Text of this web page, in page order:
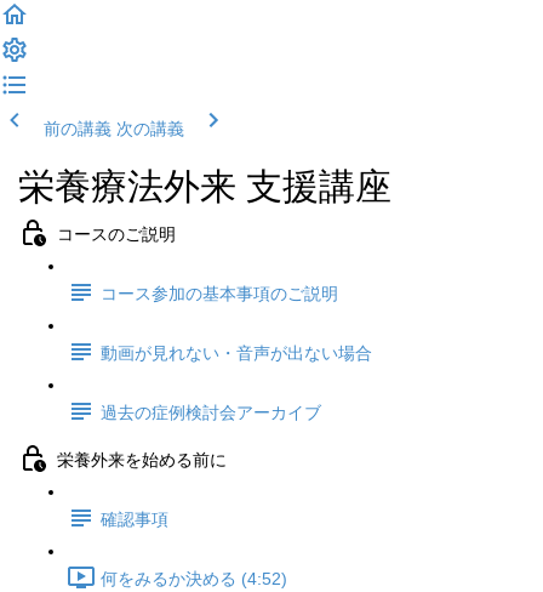
前の講義 次の講義
栄養療法外来 支援講座
コースのご説明
コース参加の基本事項のご説明
動画が見れない・音声が出ない場合
過去の症例検討会アーカイブ
栄養外来を始める前に
確認事項
何をみるか決める (4:52)